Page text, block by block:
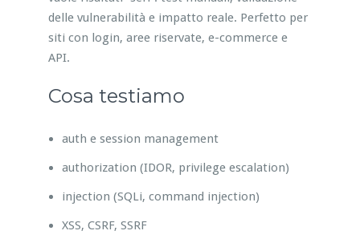
delle vulnerabilità e impatto reale. Perfetto per
siti con login, aree riservate, e-commerce e
API.
Cosa testiamo
auth e session management
authorization (IDOR, privilege escalation)
injection (SQLi, command injection)
XSS, CSRF, SSRF